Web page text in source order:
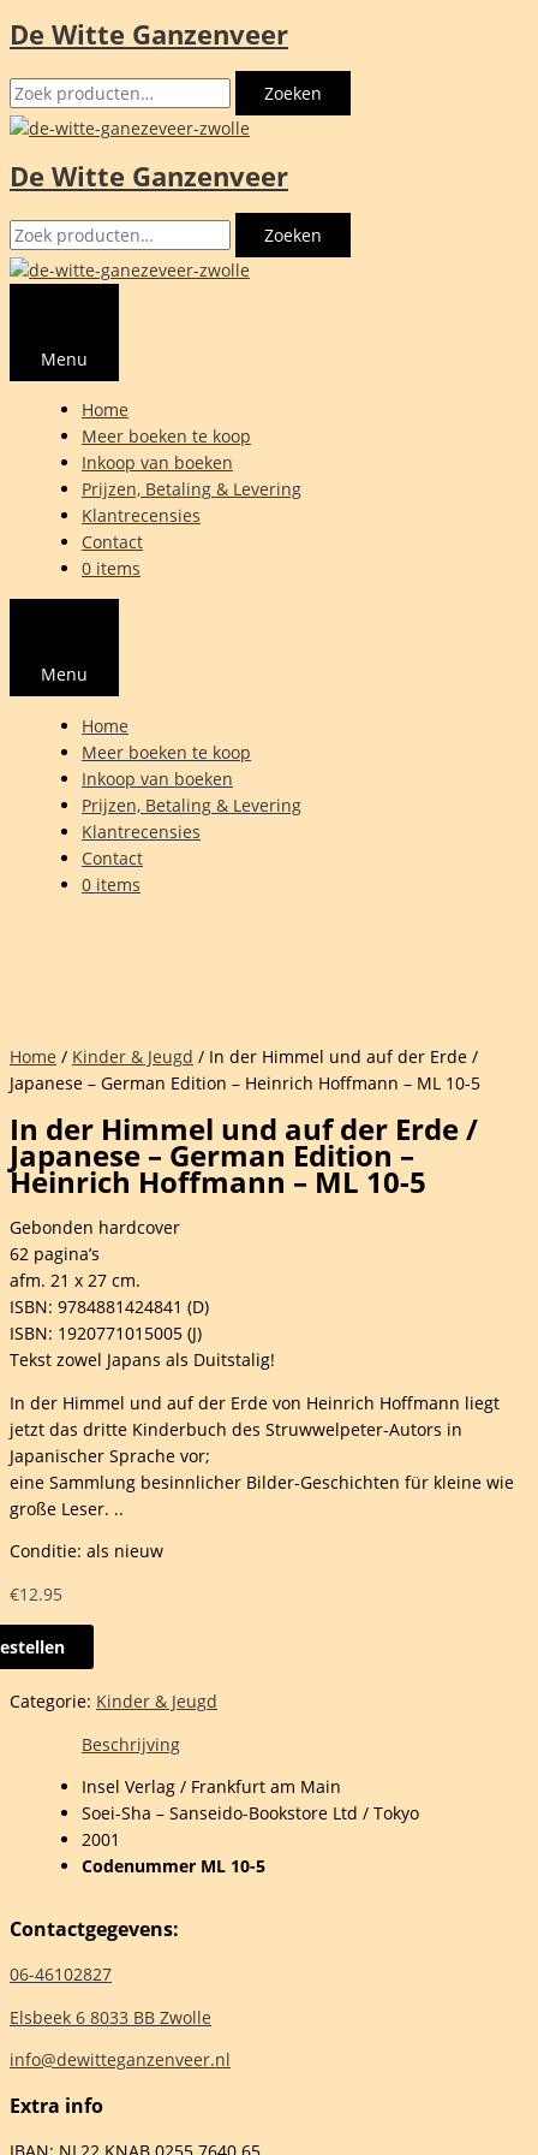
Ga
de
inhoud
De Witte Ganzenveer
Zoeken
naar:
Zoeken
De Witte Ganzenveer
Zoeken
naar:
Zoeken
Menu
Home
Meer boeken te koop
Inkoop van boeken
Prijzen, Betaling & Levering
Klantrecensies
Contact
0 items
Menu
Home
Meer boeken te koop
Inkoop van boeken
Prijzen, Betaling & Levering
Klantrecensies
Contact
0 items
Home / Kinder & Jeugd / In der Himmel und auf der Erde /
Japanese – German Edition – Heinrich Hoffmann – ML 10-5
In der Himmel und auf der Erde /
Japanese – German Edition –
Heinrich Hoffmann – ML 10-5
Gebonden hardcover
62 pagina’s
afm. 21 x 27 cm.
ISBN: 9784881424841 (D)
ISBN: 1920771015005 (J)
Tekst zowel Japans als Duitstalig!
In der Himmel und auf der Erde von Heinrich Hoffmann liegt
jetzt das dritte Kinderbuch des Struwwelpeter-Autors in
Japanischer Sprache vor;
eine Sammlung besinnlicher Bilder-Geschichten für kleine wie
große Leser. ..
Conditie: als nieuw
€12.95
Categorie: Kinder & Jeugd
Beschrijving
Insel Verlag / Frankfurt am Main
Soei-Sha – Sanseido-Bookstore Ltd / Tokyo
2001
Codenummer ML 10-5
Contactgegevens:
06-46102827
Elsbeek 6 8033 BB Zwolle
info@dewitteganzenveer.nl
Extra info